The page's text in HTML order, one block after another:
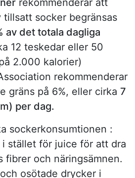
rekommenderar att
tillsatt socker begränsas
av det totala dagliga
12 teskedar eller 50
2.000 kalorier)
rekommenderar
gräns på 6%, eller cirka 7
per dag.
sockerkonsumtionen :
stället för juice för att dra
fibrer och näringsämnen.
osötade drycker i